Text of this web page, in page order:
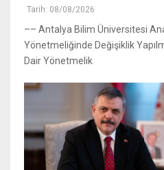
Tarih: 08/08/2026
–– Antalya Bilim Üniversitesi
Yönetmeliğinde Değişiklik
Dair Yönetmelik